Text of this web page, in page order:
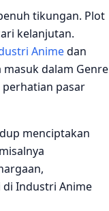
tikungan. Plot
kelanjutan.
Animedan
dalam Genre
perhatian pasar
menciptakan
di Industri Anime